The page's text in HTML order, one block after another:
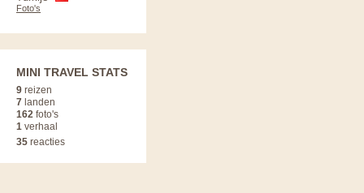
Foto's
MINI TRAVEL STATS
9 reizen
7 landen
162 foto's
1 verhaal
35 reacties